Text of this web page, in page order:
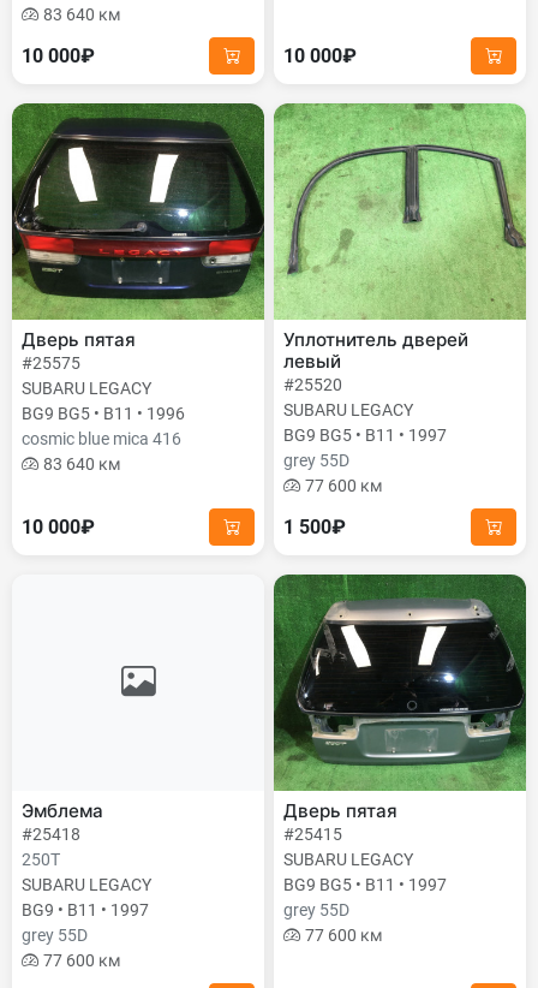
83 640 км
10 000₽ 10 000₽
Дверь пятая
#25575
SUBARU LEGACY
BG9 BG5 • B11 • 1996
cosmic blue mica 416
83 640 км
10 000₽
Уплотнитель дверей
левый
#25520
SUBARU LEGACY
BG9 BG5 • B11 • 1997
grey 55D
77 600 км
1 500₽
Эмблема
#25418
250T
SUBARU LEGACY
BG9 • B11 • 1997
grey 55D
77 600 км
Дверь пятая
#25415
SUBARU LEGACY
BG9 BG5 • B11 • 1997
grey 55D
77 600 км